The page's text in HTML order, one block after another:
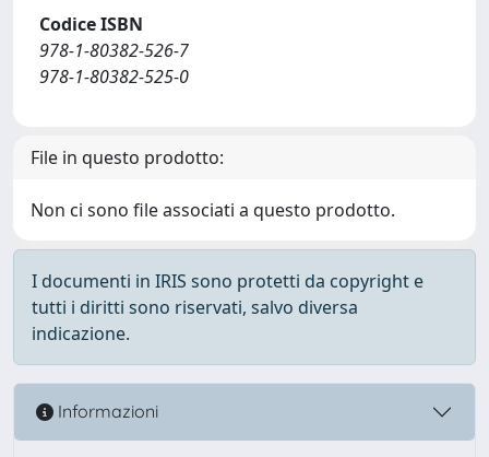
Codice ISBN
978-1-80382-526-7
978-1-80382-525-0
File in questo prodotto:
Non ci sono file associati a questo prodotto.
I documenti in IRIS sono protetti da copyright e
tutti i diritti sono riservati, salvo diversa
indicazione.
Informazioni